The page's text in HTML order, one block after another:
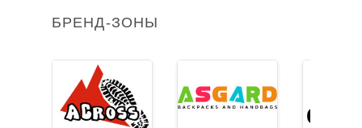
БРЕНД-ЗОНЫ